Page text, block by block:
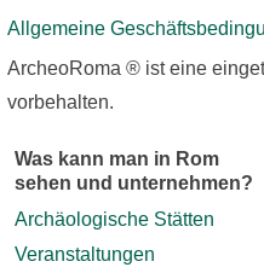
Allgemeine
ArcheoRoma ® ist eine
vorbehalten.
Was kann man in Rom
sehen und unternehmen?
Archäologische Stätten
Veranstaltungen